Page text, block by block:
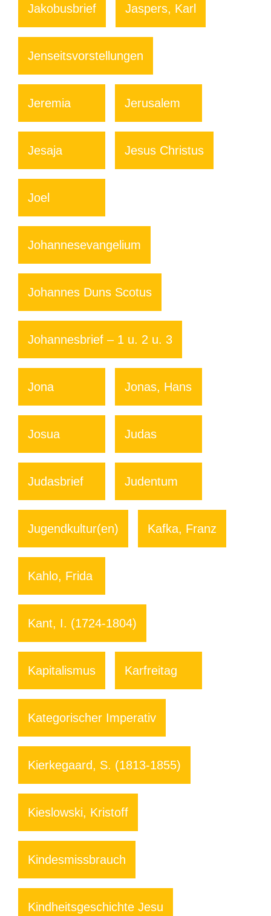
Jakobusbrief Jaspers, Karl
Jenseitsvorstellungen
Jeremia Jerusalem
Jesaja Jesus Christus
Joel
Johannesevangelium
Johannes Duns Scotus
Johannesbrief – 1 u. 2 u. 3
Jona Jonas, Hans
Josua Judas
Judasbrief Judentum
Jugendkultur(en) Kafka, Franz
Kahlo, Frida
Kant, I. (1724-1804)
Kapitalismus Karfreitag
Kategorischer Imperativ
Kierkegaard, S. (1813-1855)
Kieslowski, Kristoff
Kindesmissbrauch
Kindheitsgeschichte Jesu